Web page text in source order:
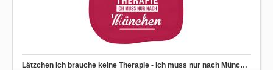
Lätzchen Ich brauche keine Therapie - Ich muss nur nach München